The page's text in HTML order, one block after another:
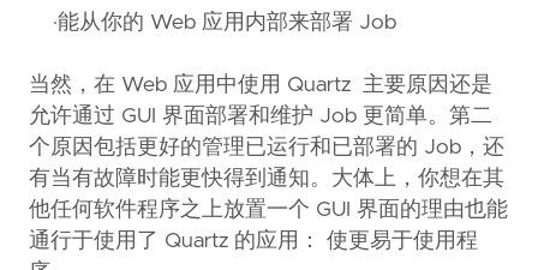
·能从你的 Web 应用内部来部署 Job
当然，在 Web 应用中使用 Quartz 主要原因还是
允许通过 GUI 界面部署和维护 Job 更简单。第二
个原因包括更好的管理已运行和已部署的 Job，还
有当有故障时能更快得到通知。大体上，你想在其
他任何软件程序之上放置一个 GUI 界面的理由也能
通行于使用了 Quartz 的应用： 使更易于使用程